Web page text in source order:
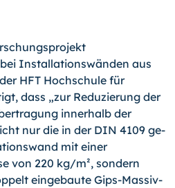
Installationswänden aus
HFT Hochschule für
dass „zur Reduzierung der
innerhalb der
nur die in der DIN 4109 ge­
mit einer
von 220 kg/m², sondern
eingebaute Gips-Massiv-